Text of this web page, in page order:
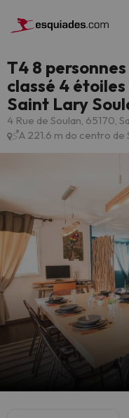
T4 8
classé 4
Saint Lary
4 Rue de Soulan, 65170,
A 221.6 m do centro